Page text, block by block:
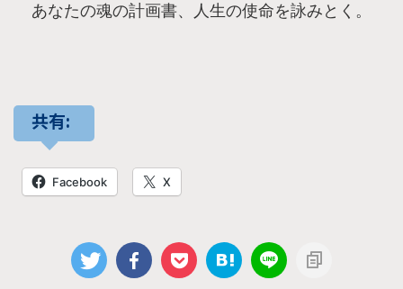
あなたの魂の計画書、人生の使命を詠みとく。
共有:
Facebook X